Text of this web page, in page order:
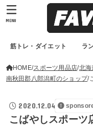
筋トレ・ダイエット ラ
MENU
HOME スポーツ用品店 北海
南秋田郡八郎潟町のショップ
2020.12.04
こばやしスポーツ